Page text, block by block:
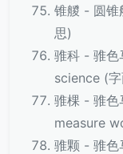
锥艐 - 圆
思)
骓科 - 骓
science (
骓棵 - 骓
measure
骓颗 - 骓